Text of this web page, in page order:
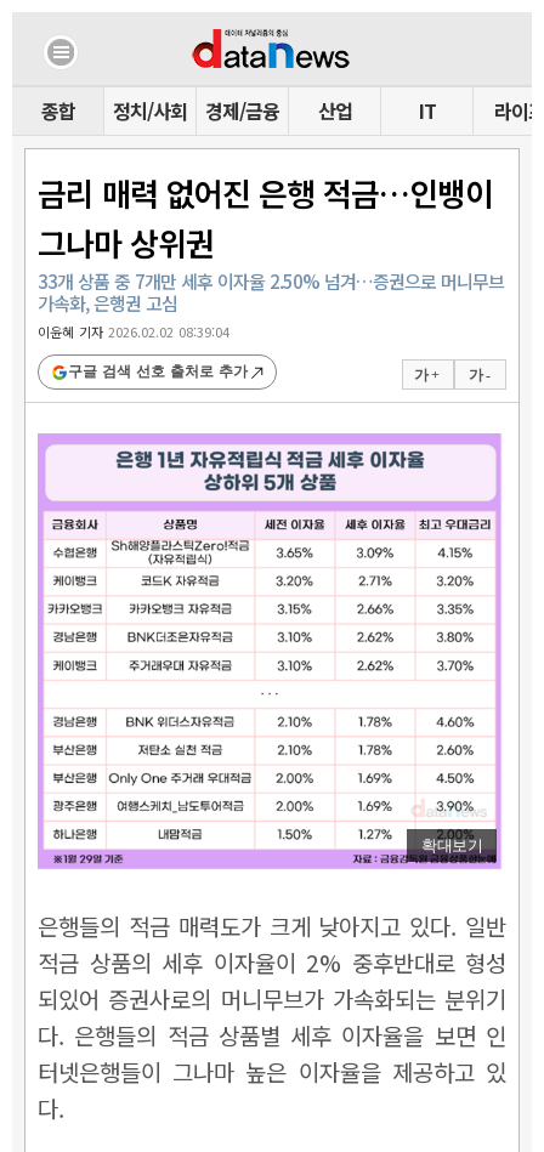
종합 정치/사회 경제/금융 산업 IT 라이프
금리 매력 없어진 은행 적금…인뱅이
그나마 상위권
33개 상품 중 7개만 세후 이자율 2.50% 넘겨…증권으로 머니무브
가속화, 은행권 고심
이윤혜 기자2026.02.02 08:39:04
가 + 가 -
구글 검색 선호 출처로 추가
확대보기
은행들의 적금 매력도가 크게 낮아지고 있다. 일반
적금 상품의 세후 이자율이 2% 중후반대로 형성
되있어 증권사로의 머니무브가 가속화되는 분위기
다. 은행들의 적금 상품별 세후 이자율을 보면 인
터넷은행들이 그나마 높은 이자율을 제공하고 있
다.